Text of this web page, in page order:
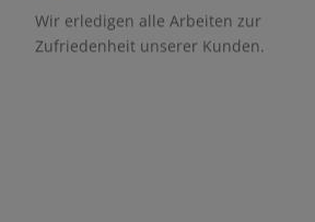
Wir erledigen alle Arbeiten zur
Zufriedenheit unserer Kunden.